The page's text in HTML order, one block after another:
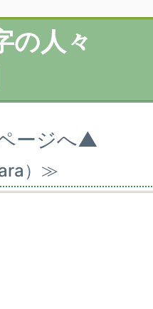
の人々
ージへ▲
）≫